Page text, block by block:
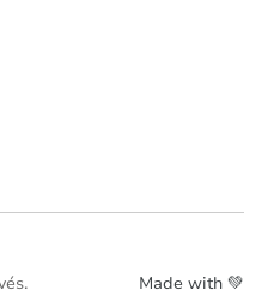
Made with 💚